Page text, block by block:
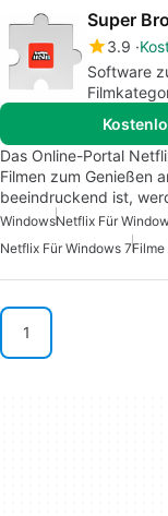
Super
3.9
Software
Das Online-Portal
Filmen zum Genießen
beeindruckend ist,
WindowsNetflix Für
Netflix Für Windows 7Filme
1